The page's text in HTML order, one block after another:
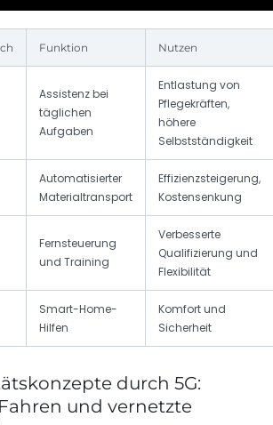
Funktion Nutzen
Assistenz bei
täglichen
Aufgaben
Entlastung von
Pflegekräften,
höhere
Selbstständigkeit
Automatisierter
Materialtransport
Effizienzsteigerung,
Kostensenkung
Fernsteuerung
und Training
Verbesserte
Qualifizierung und
Flexibilität
Smart-Home-
Hilfen
Komfort und
Sicherheit
durch 5G:
und vernetzte